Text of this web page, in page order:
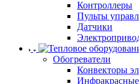
Контроллеры
Пульты
Датчики
Обогреватели
Конвекторы
Инфракрасные